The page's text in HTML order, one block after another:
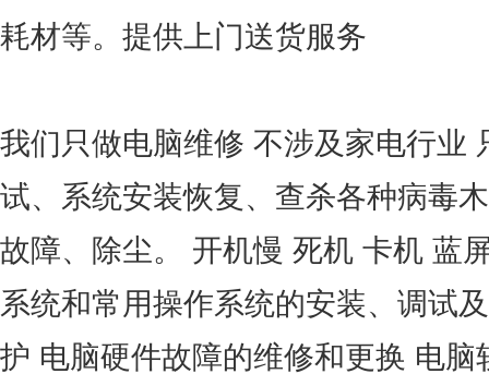
耗材等。提供上门送货服务
我们只做电脑维修 不涉及家电行业
试、系统安装恢复、查杀各种病毒
故障、除尘。 开机慢 死机 卡机 蓝
系统和常用操作系统的安装、调试
护 电脑硬件故障的维修和更换 电